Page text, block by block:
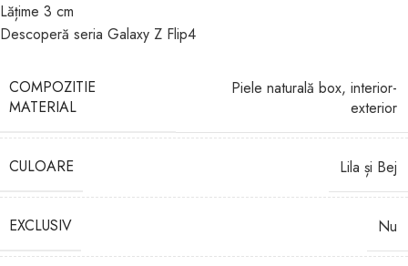
Lățime 3 cm
Descoperă seria Galaxy Z Flip4
COMPOZITIE
MATERIAL
Piele naturală box, interior-
exterior
CULOARE Lila și Bej
EXCLUSIV Nu